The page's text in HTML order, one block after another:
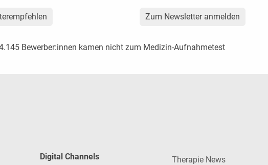
Zum Newsletter anmelden
Bewerber:innen kamen nicht zum Medizin-Aufnahmetest
Digital Channels
Therapie News